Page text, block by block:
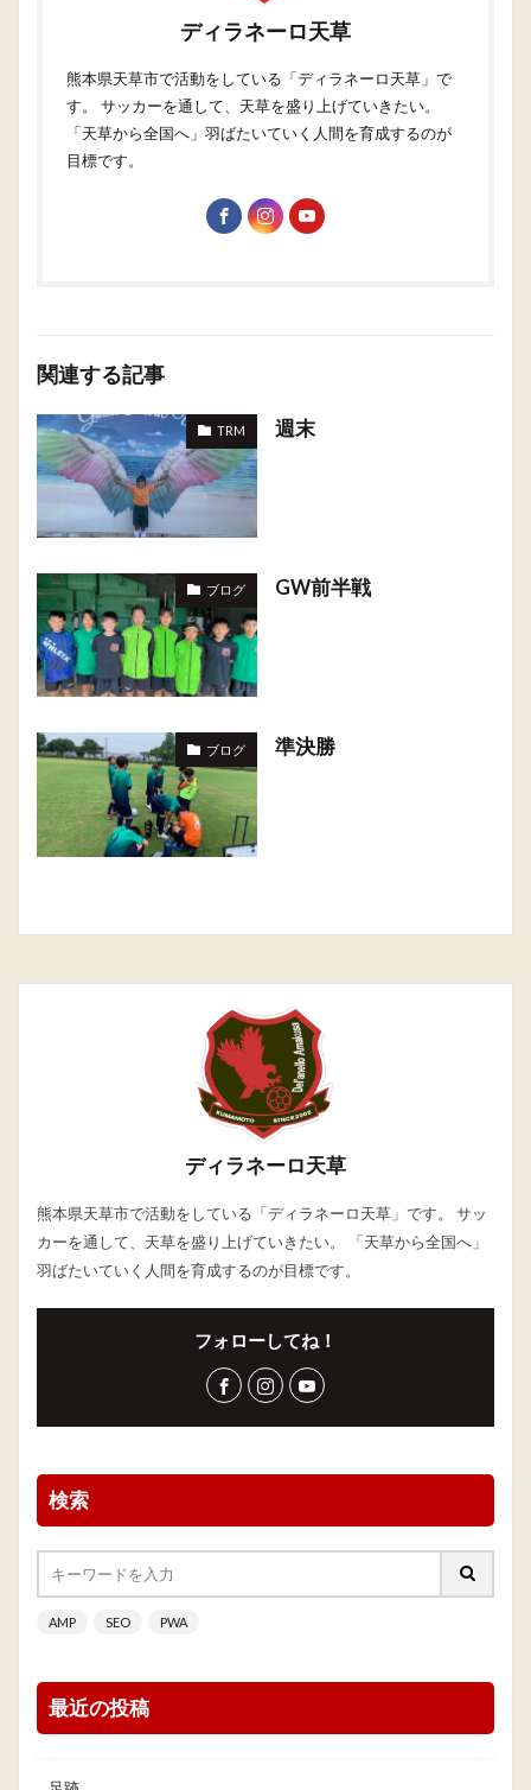
ディラネーロ天草
熊本県天草市で活動をしている「ディラネーロ天草」で
す。 サッカーを通して、天草を盛り上げていきたい。
「天草から全国へ」羽ばたいていく人間を育成するのが
目標です。
関連する記事
TRM 週末
ブログ GW前半戦
ブログ 準決勝
ディラネーロ天草
熊本県天草市で活動をしている「ディラネーロ天草」です。 サッ
カーを通して、天草を盛り上げていきたい。 「天草から全国へ」
羽ばたいていく人間を育成するのが目標です。
フォローしてね！
検索
AMP SEO PWA
最近の投稿